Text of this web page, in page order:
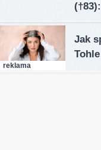
reklama
Jak